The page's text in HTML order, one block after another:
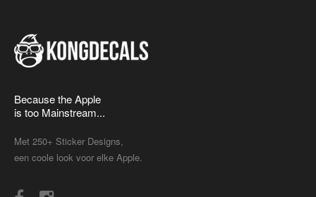
Because the Apple
is too Mainstream...
Met 250+ Sticker Designs,
een coole look voor elke Apple.